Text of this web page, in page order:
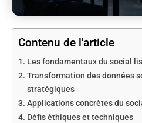
Contenu de l'article
Les fondamentaux du social
Transformation des données
stratégiques
Applications concrètes du
Défis éthiques et techniques